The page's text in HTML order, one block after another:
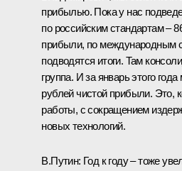
прибылью. Пока у нас
по российским стандартам –
прибыли, по международным
подводятся итоги. Там
группа. И за январь этого
рублей чистой прибыли. Это,
работы, с сокращением
новых технологий.
В.Путин: Год к году – тоже